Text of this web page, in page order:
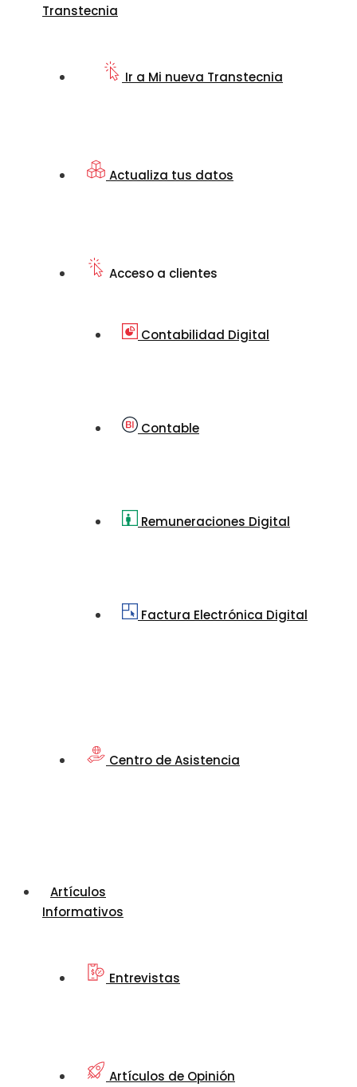
Transtecnia
Ir a Mi nueva Transtecnia
Actualiza tus datos
Acceso a clientes
Contabilidad Digital
Contable
Remuneraciones Digital
Factura Electrónica Digital
Centro de Asistencia
Artículos
Informativos
Entrevistas
Artículos de Opinión